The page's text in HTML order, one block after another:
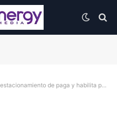
y habilita portal en línea para compra anticipada de pases